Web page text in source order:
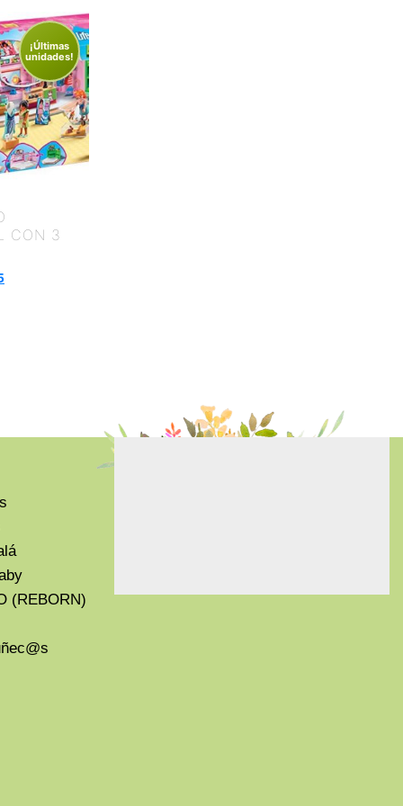
¡Últimas
unidades!
CON 3
(REBORN)